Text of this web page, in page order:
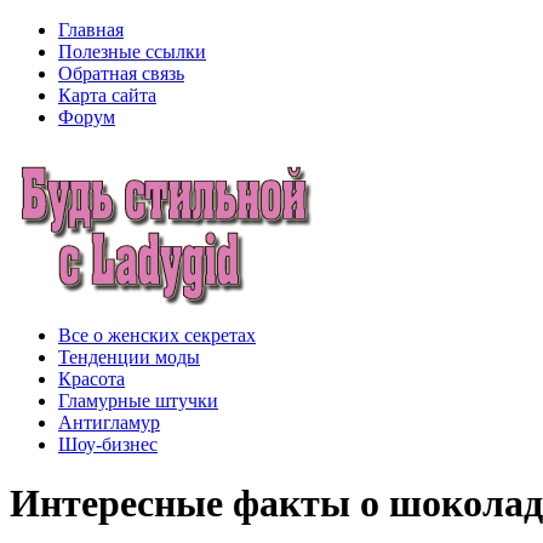
Главная
Полезные ссылки
Обратная связь
Карта сайта
Форум
Все о женских секретах
Тенденции моды
Красота
Гламурные штучки
Антигламур
Шоу-бизнес
Интересные факты о